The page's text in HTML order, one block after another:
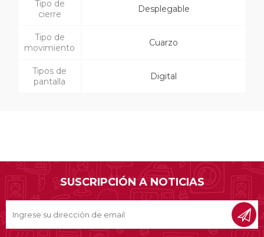
Tipo de
cierre
Desplegable
Tipo de
movimiento
Cuarzo
Tipos de
pantalla
Digital
SUSCRIPCIÓN A NOTICIAS